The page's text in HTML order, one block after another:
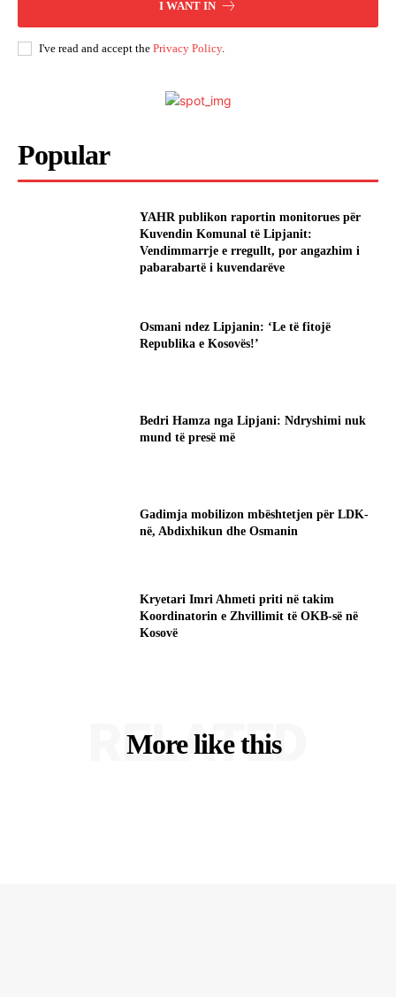
I WANT IN
I've read and accept the Privacy Policy.
Popular
YAHR publikon raportin monitorues për
Kuvendin Komunal të Lipjanit:
Vendimmarrje e rregullt, por angazhim i
pabarabartë i kuvendarëve
Osmani ndez Lipjanin: ‘Le të fitojë
Republika e Kosovës!’
Bedri Hamza nga Lipjani: Ndryshimi nuk
mund të presë më
Gadimja mobilizon mbështetjen për LDK-
në, Abdixhikun dhe Osmanin
Kryetari Imri Ahmeti priti në takim
Koordinatorin e Zhvillimit të OKB-së në
Kosovë
More like this
RELATED